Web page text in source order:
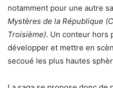
notamment pour une autre
Mystères de la République
Troisième). Un conteur hors
développer et mettre en
secoué les plus hautes